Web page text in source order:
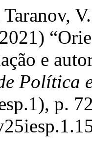
e
Política
p.